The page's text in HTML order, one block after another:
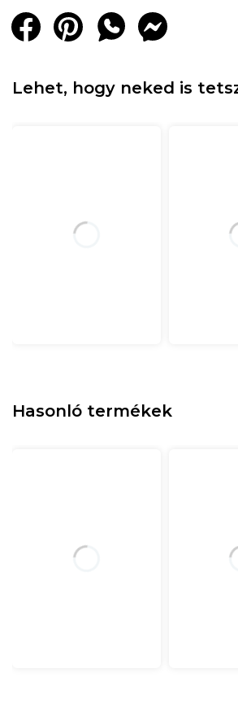
Lehet, hogy neked is
Hasonló termékek